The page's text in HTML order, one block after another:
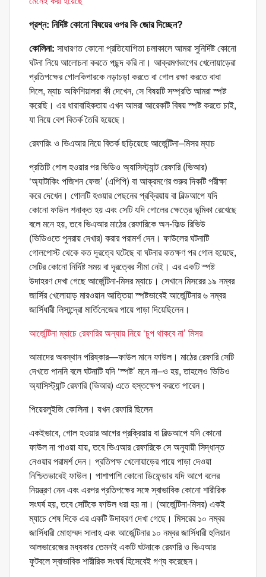
প্রশ্ন: নির্দিষ্ট কোনো বিষয়ের ওপর কি জোর দিচ্ছেন?
কোলিনা: সাধারণত কোনো প্রতিযোগিতা চলাকালে আমরা সুনির্দিষ্ট কোনো
ঘটনা নিয়ে আলোচনা করতে পছন্দ করি না। আক্রমণভাগের খেলোয়াড়েরা
প্রতিপক্ষের গোলকিপারকে নড়াচড়া করতে বা গোল রক্ষা করতে বাধা
দিলে, ম্যাচ অফিশিয়ালরা কী দেখেন, সে বিষয়টি সম্প্রতি আমরা স্পষ্ট
করেছি। এর ধারাবাহিকতায় এখন আমরা আরেকটি বিষয় স্পষ্ট করতে চাই,
যা নিয়ে বেশ বিতর্ক তৈরি হয়েছে।
রেফারিং ও ভিএআর নিয়ে বিতর্ক ছড়িয়েছে আর্জেন্টিনা–মিসর ম্যাচ
প্রতিটি গোল হওয়ার পর ভিডিও অ্যাসিস্ট্যান্ট রেফারি (ভিআর)
‘অ্যাটাকিং পজিশন ফেজ’ (এপিপি) বা আক্রমণের শুরুর দিকটি পরীক্ষা
করে দেখেন। গোলটি হওয়ার পেছনের প্রক্রিয়ায় বা বিল্ডআপে যদি
কোনো ফাউল শনাক্ত হয় এবং সেটি যদি গোলের ক্ষেত্রে ভূমিকা রেখেছে
বলে মনে হয়, তবে ভিএআর মাঠের রেফারিকে অন-ফিল্ড রিভিউ
(ভিডিওতে পুনরায় দেখার) করার পরামর্শ দেন। ফাউলের ঘটনাটি
গোলপোস্ট থেকে কত দূরত্বে ঘটেছে বা ঘটনার কতক্ষণ পর গোল হয়েছে,
সেটির কোনো নির্দিষ্ট সময় বা দূরত্বের সীমা নেই। এর একটি স্পষ্ট
উদাহরণ দেখা গেছে আর্জেন্টিনা-মিসর ম্যাচে। সেখানে মিসরের ১৯ নম্বর
জার্সির খেলোয়াড় মারওয়ান আত্তিয়া স্পষ্টভাবেই আর্জেন্টিনার ৬ নম্বর
জার্সিধারী লিসান্দ্রো মার্তিনেজের পায়ে পাড়া দিয়েছিলেন।
আর্জেন্টিনা ম্যাচে রেফারির অন্যায় নিয়ে ‘চুপ থাকবে না’ মিসর
আমাদের অবস্থান পরিষ্কার—ফাউল মানে ফাউল। মাঠের রেফারি সেটি
দেখতে পাননি বলে ঘটনাটি যদি ‘স্পষ্ট’ মনে না–ও হয়, তাহলেও ভিডিও
অ্যাসিস্ট্যান্ট রেফারি (ভিআর) এতে হস্তক্ষেপ করতে পারেন।
পিয়েরলুইজি কোলিনা। যখন রেফারি ছিলেন
একইভাবে, গোল হওয়ার আগের প্রক্রিয়ায় বা বিল্ডআপে যদি কোনো
ফাউল না পাওয়া যায়, তবে ভিএআর রেফারিকে সে অনুযায়ী সিদ্ধান্ত
নেওয়ার পরামর্শ দেন। প্রতিপক্ষ খেলোয়াড়ের পায়ে পাড়া দেওয়া
নিশ্চিতভাবেই ফাউল। পাশাপাশি কোনো ডিফেন্ডার যদি আগে বলের
নিয়ন্ত্রণ নেন এবং এরপর প্রতিপক্ষের সঙ্গে স্বাভাবিক কোনো শারীরিক
সংঘর্ষ হয়, তবে সেটিকে ফাউল ধরা হয় না। (আর্জেন্টিনা-মিসর) একই
ম্যাচে শেষ দিকে এর একটি উদাহরণ দেখা গেছে। মিসরের ১০ নম্বর
জার্সিধারী মোহাম্মদ সালাহ এবং আর্জেন্টিনার ১০ নম্বর জার্সিধারী হুলিয়ান
আলভারেজের মধ্যকার তেমনই একটি ঘটনাকে রেফারি ও ভিএআর
ফুটবলে স্বাভাবিক শারীরিক সংঘর্ষ হিসেবেই গণ্য করেছেন।